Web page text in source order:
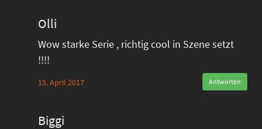
Olli
Wow starke Serie , richtig cool in Szene setzt
!!!!
15. April 2017 Antworten
Biggi